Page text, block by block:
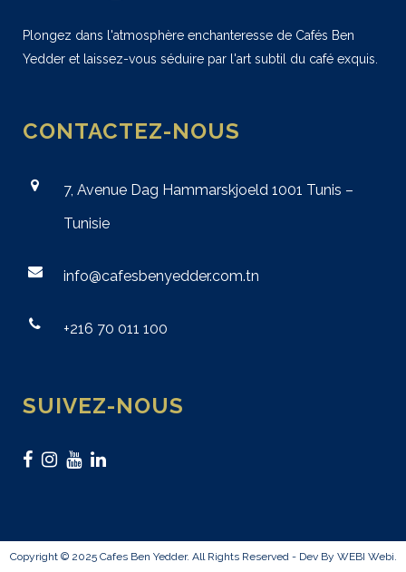
Plongez dans l'atmosphère enchanteresse de Cafés Ben
Yedder et laissez-vous séduire par l'art subtil du café exquis.
CONTACTEZ-NOUS
7, Avenue Dag Hammarskjoeld 1001 Tunis –
Tunisie
info@cafesbenyedder.com.tn
+216 70 011 100
SUIVEZ-NOUS
Copyright © 2025 Cafes Ben Yedder. All Rights Reserved - Dev By WEBI Webi.